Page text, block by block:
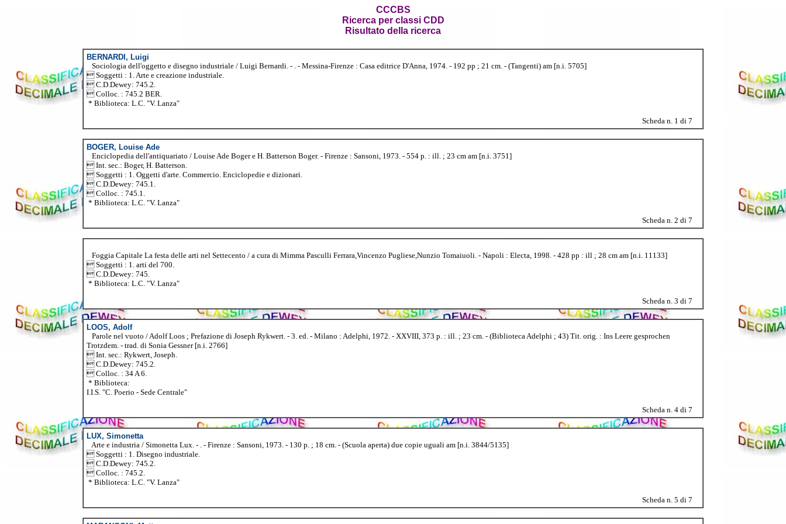
CCCBS
Ricerca per classi CDD
Risultato della ricerca
BERNARDI, Luigi
Sociologia dell'oggetto e disegno industriale / Luigi Bernardi. - . - Messina-Firenze : Casa editrice D'Anna, 1974. - 192 pp ; 21 cm. - (Tangenti) am [n.i. 5705]
 Soggetti : 1. Arte e creazione industriale.
 C.D.Dewey: 745.2.
 Colloc. : 745.2 BER.
* Biblioteca: L.C. "V. Lanza"
Scheda n. 1 di 7
BOGER, Louise Ade
Enciclopedia dell'antiquariato / Louise Ade Boger e H. Batterson Boger. - Firenze : Sansoni, 1973. - 554 p. : ill. ; 23 cm am [n.i. 3751]
 Int. sec.: Boger, H. Batterson.
 Soggetti : 1. Oggetti d'arte. Commercio. Enciclopedie e dizionari.
 C.D.Dewey: 745.1.
 Colloc. : 745.1.
* Biblioteca: L.C. "V. Lanza"
Scheda n. 2 di 7
Foggia Capitale La festa delle arti nel Settecento / a cura di Mimma Pasculli Ferrara,Vincenzo Pugliese,Nunzio Tomaiuoli. - Napoli : Electa, 1998. - 428 pp : ill ; 28 cm am [n.i. 11133]
 Soggetti : 1. arti del 700.
 C.D.Dewey: 745.
* Biblioteca: L.C. "V. Lanza"
Scheda n. 3 di 7
LOOS, Adolf
Parole nel vuoto / Adolf Loos ; Prefazione di Joseph Rykwert. - 3. ed. - Milano : Adelphi, 1972. - XXVIII, 373 p. : ill. ; 23 cm. - (Biblioteca Adelphi ; 43) Tit. orig. : Ins Leere gesprochen
Trotzdem. - trad. di Sonia Gessner [n.i. 2766]
 Int. sec.: Rykwert, Joseph.
 C.D.Dewey: 745.2.
 Colloc. : 34 A 6.
* Biblioteca:
I.I.S. "C. Poerio - Sede Centrale"
Scheda n. 4 di 7
LUX, Simonetta
Arte e industria / Simonetta Lux. - . - Firenze : Sansoni, 1973. - 130 p. ; 18 cm. - (Scuola aperta) due copie uguali am [n.i. 3844/5135]
 Soggetti : 1. Disegno industriale.
 C.D.Dewey: 745.2.
 Colloc. : 745.2.
* Biblioteca: L.C. "V. Lanza"
Scheda n. 5 di 7